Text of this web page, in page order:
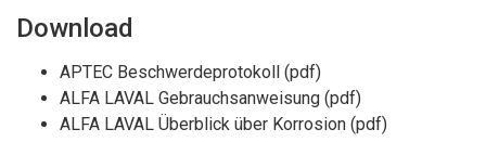
Download
APTEC Beschwerdeprotokoll (pdf)
ALFA LAVAL Gebrauchsanweisung (pdf)
ALFA LAVAL Überblick über Korrosion (pdf)